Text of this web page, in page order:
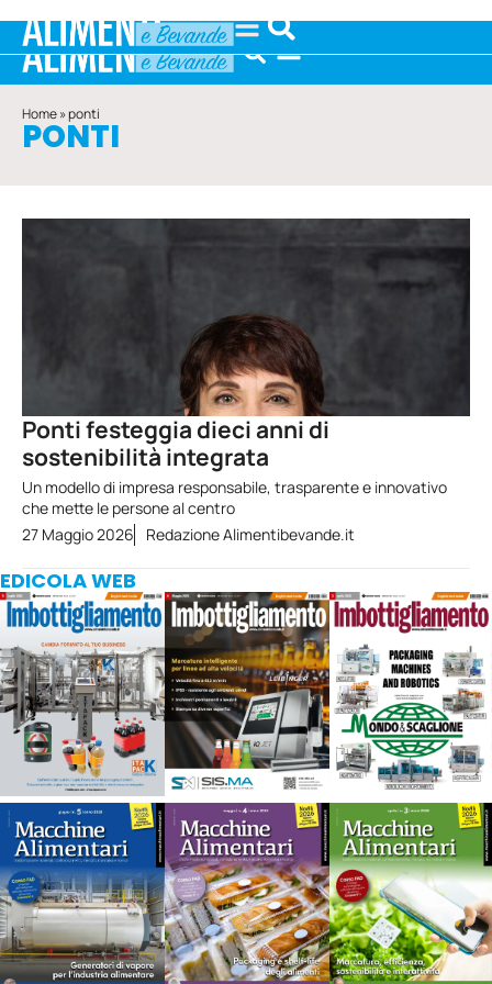
Home»ponti
PONTI
Ponti festeggia dieci anni di
sostenibilità integrata
Un modello di impresa responsabile, trasparente e innovativo
che mette le persone al centro
27 Maggio 2026
Redazione Alimentibevande.it
EDICOLA WEB